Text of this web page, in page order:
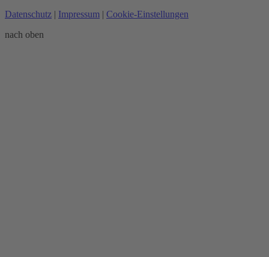
Datenschutz
Impressum
Cookie-Einstellungen
nach oben